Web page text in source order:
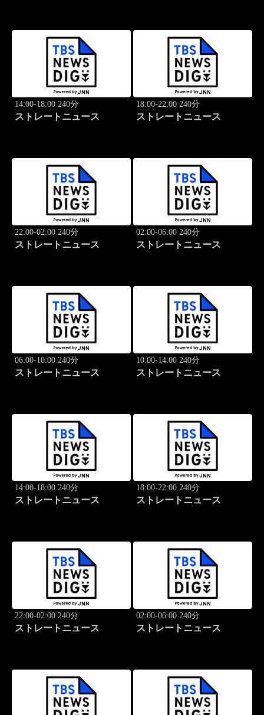
14:00-18:00 240分
ストレートニュース
18:00-22:00 240分
ストレートニュース
22:00-02:00 240分
ストレートニュース
02:00-06:00 240分
ストレートニュース
06:00-10:00 240分
ストレートニュース
10:00-14:00 240分
ストレートニュース
14:00-18:00 240分
ストレートニュース
18:00-22:00 240分
ストレートニュース
22:00-02:00 240分
ストレートニュース
02:00-06:00 240分
ストレートニュース